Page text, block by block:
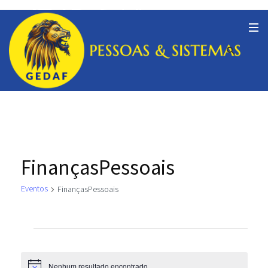
FinançasPessoais
Eventos FinançasPessoais
Nenhum resultado encontrado.